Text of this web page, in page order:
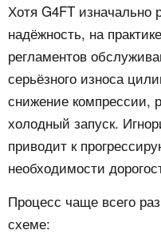
Хотя G4FT изначально
надёжность, на
регламентов
серьёзного износа
снижение компрессии,
холодный запуск.
приводит к
необходимости
Процесс чаще всего
схеме: